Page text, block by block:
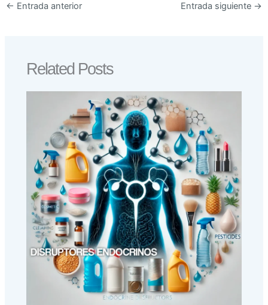
← Entrada anterior Entrada siguiente →
Related Posts